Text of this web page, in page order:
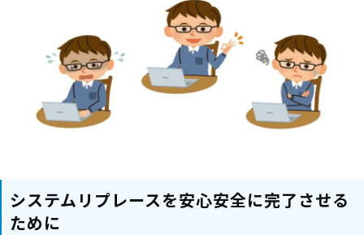
システムリプレースを安心安全に完了させる
ために